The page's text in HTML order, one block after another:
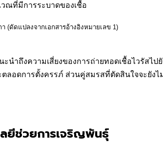
ณที่มีการระบาดของเชื้อ
(ดัดแปลงจากเอกสารอ้างอิงหมายเลข 1)
นำถึงความเสี่ยงของการถ่ายทอดเชื้อไวรัส
ลอดการตั้งครรภ์ ส่วนคู่สมรสที่ตัดสินใจจะยั
ยีช่วยการเจริญพันธุ์